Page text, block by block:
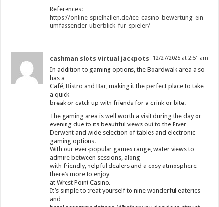
References:
https://online-spielhallen.de/ice-casino-bewertung-ein-
umfassender-uberblick-fur-spieler/
cashman slots virtual jackpots 12/27/2025 at 2:51 am
In addition to gaming options, the Boardwalk area also
has a
Café, Bistro and Bar, making it the perfect place to take
a quick
break or catch up with friends for a drink or bite.
The gaming area is well worth a visit during the day or
evening due to its beautiful views out to the River
Derwent and wide selection of tables and electronic
gaming options.
With our ever-popular games range, water views to
admire between sessions, along
with friendly, helpful dealers and a cosy atmosphere –
there’s more to enjoy
at Wrest Point Casino.
It’s simple to treat yourself to nine wonderful eateries
and